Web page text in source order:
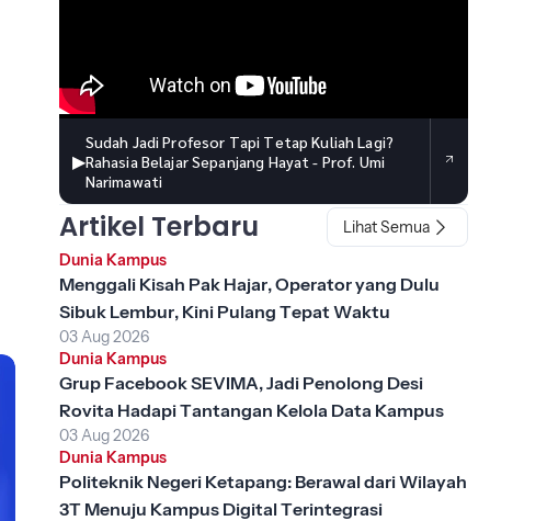
▶
Sudah Jadi Profesor Tapi Tetap Kuliah Lagi?
Rahasia Belajar Sepanjang Hayat - Prof. Umi
Narimawati
Artikel Terbaru
Lihat Semua
Dunia Kampus
Menggali Kisah Pak Hajar, Operator yang Dulu
Sibuk Lembur, Kini Pulang Tepat Waktu
03 Aug 2026
Dunia Kampus
Grup Facebook SEVIMA, Jadi Penolong Desi
Rovita Hadapi Tantangan Kelola Data Kampus
03 Aug 2026
Dunia Kampus
Politeknik Negeri Ketapang: Berawal dari Wilayah
3T Menuju Kampus Digital Terintegrasi